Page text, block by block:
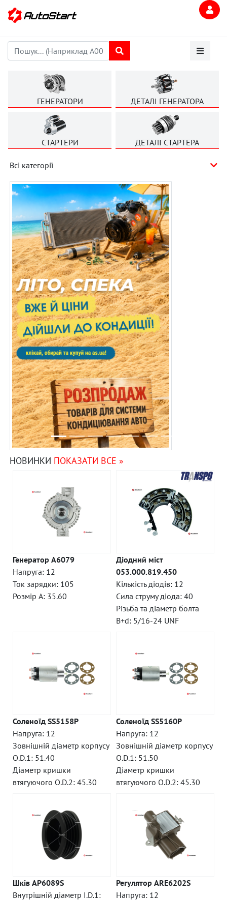
ГЕНЕРАТОРИ ДЕТАЛІ ГЕНЕРАТОРА
СТАРТЕРИ ДЕТАЛІ СТАРТЕРА
Всі категорії
НОВИНКИ ПОКАЗАТИ ВСЕ »
Генератор A6079
Напруга: 12
Ток зарядки: 105
Розмір A: 35.60
Діодний міст
053.000.819.450
Кількість діодів: 12
Сила струму діода: 40
Різьба та діаметр болта
B+d: 5/16-24 UNF
Соленоїд SS5158P
Напруга: 12
Зовнішній діаметр корпусу
O.D.1: 51.40
Діаметр кришки
втягуючого O.D.2: 45.30
Соленоїд SS5160P
Напруга: 12
Зовнішній діаметр корпусу
O.D.1: 51.50
Діаметр кришки
втягуючого O.D.2: 45.30
Шків AP6089S
Внутрішній діаметр I.D.1:
Регулятор ARE6202S
Напруга: 12